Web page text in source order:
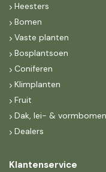
Heesters
Bomen
Vaste planten
Bosplantsoen
Coniferen
Klimplanten
Fruit
Dak, lei- & vormbomen
Dealers
Klantenservice